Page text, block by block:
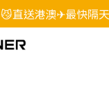
😼直送港澳✈最快隔天